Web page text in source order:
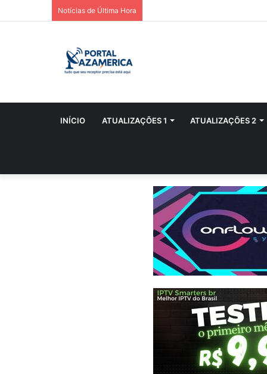
Notícias de Última Hora
INÍCIO ATUALIZAÇÕES 1 ATUALIZAÇÕES 2